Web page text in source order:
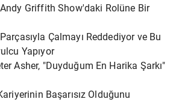
Griffith Show'daki Rolüne Bir
Çalmayı Reddediyor ve Bu
Yapıyor
Asher, "Duyduğum En Harika Şarkı"
Başarısız Olduğunu